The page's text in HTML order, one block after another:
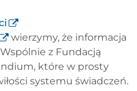
wierzymy, że informacja
z Fundacją
które w prosty
systemu świadczeń.